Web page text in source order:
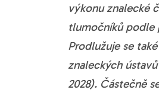
výkonu znalecké
tlumočníků podle
Prodlužuje se
znaleckých
2028). Částečně